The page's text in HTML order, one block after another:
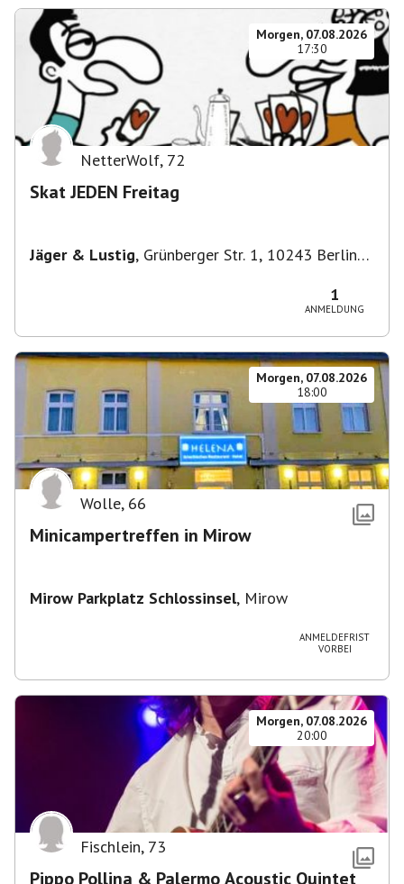
Morgen, 07.08.2026
17:30
NetterWolf, 72
Skat JEDEN Freitag
Jäger & Lustig, Grünberger Str. 1, 10243 Berlin-
1
ANMELDUNG
Morgen, 07.08.2026
18:00
Wolle, 66
Minicampertreffen in Mirow
Mirow Parkplatz Schlossinsel, Mirow
ANMELDEFRIST
VORBEI
Morgen, 07.08.2026
20:00
Fischlein, 73
Pippo Pollina & Palermo Acoustic Quintet